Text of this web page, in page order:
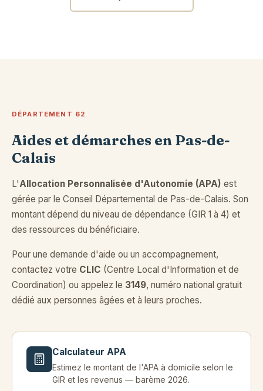
DÉPARTEMENT 62
Aides et démarches en Pas-de-
Calais
L'Allocation Personnalisée d'Autonomie (APA) est
gérée par le Conseil Départemental de Pas-de-Calais. Son
montant dépend du niveau de dépendance (GIR 1 à 4) et
des ressources du bénéficiaire.
Pour une demande d'aide ou un accompagnement,
contactez votre CLIC (Centre Local d'Information et de
Coordination) ou appelez le 3149, numéro national gratuit
dédié aux personnes âgées et à leurs proches.
Calculateur APA
Estimez le montant de l'APA à domicile selon le
GIR et les revenus — barème 2026.